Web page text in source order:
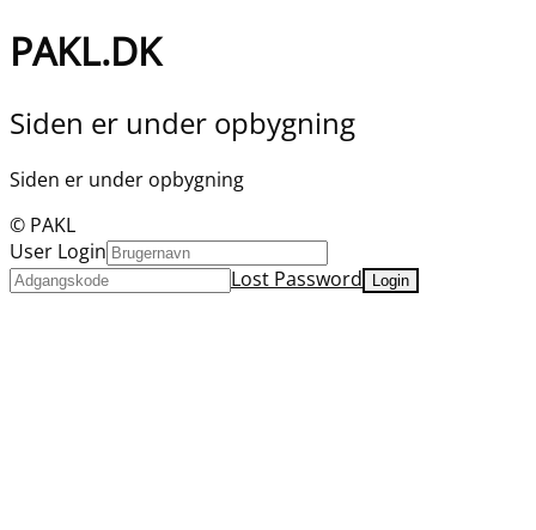
PAKL.DK
Siden er under opbygning
Siden er under opbygning
© PAKL
User Login
Lost Password